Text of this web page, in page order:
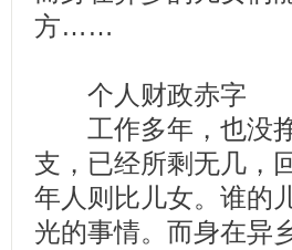
方……
个人财政赤字
工作多年，也没挣
支，已经所剩无几，
年人则比儿女。谁的
光的事情。而身在异